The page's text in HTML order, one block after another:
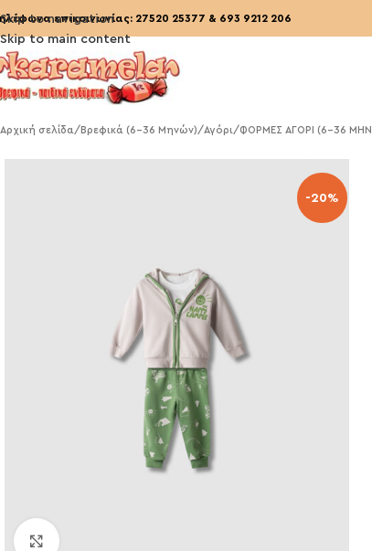
Skip to navigation
Skip to main content
επικοινωνίας: 27520 25377 & 693 9212 206
Αρχική σελίδα/ Βρεφικά (6-36 Μηνών)/Αγόρι/ΦΟΡΜΕΣ ΑΓΟΡΙ (6-36
-20%